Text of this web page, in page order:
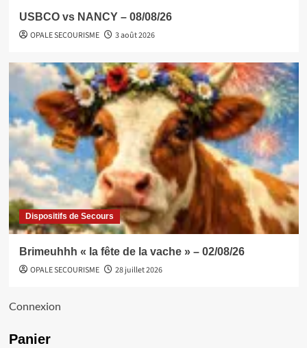
USBCO vs NANCY – 08/08/26
OPALE SECOURISME
3 août 2026
Dispositifs de Secours
Brimeuhhh « la fête de la vache » – 02/08/26
OPALE SECOURISME
28 juillet 2026
Connexion
Panier